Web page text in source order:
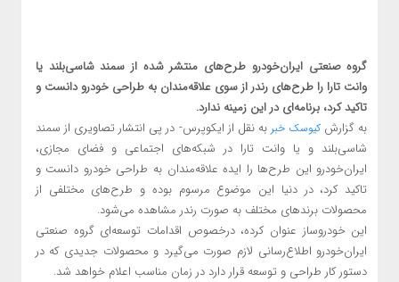
گروه صنعتی ایران‌خودرو طرح‌های منتشر شده از سمند شاسی‌بلند یا
وانت تارا را طرح‌های رندر از سوی علاقه‌مندان به طراحی خودرو دانست و
تاکید کرد، برنامه‌ای در این زمینه ندارد.
به گزارش کیوسک خبر به نقل از ایکوپرس- در پی انتشار تصاویری از سمند
شاسی‌بلند و یا وانت تارا در شبکه‌های اجتماعی و فضای مجازی،
ایران‌خودرو این طرح‌ها را ایده‌ علاقه‌مندان به طراحی خودرو دانست و
تاکید کرد، در دنیا این موضوع مرسوم بوده و طرح‌های مختلفی از
محصولات برندهای مختلف به صورت رندر مشاهده می‌شود.
این خودروساز عنوان کرده، درخصوص اقدامات توسعه‌ای گروه صنعتی
ایران‌خودرو اطلاع‌رسانی لازم صورت می‌گیرد و محصولات جدیدی که در
دستور کار طراحی و توسعه قرار دارد در زمان مناسب اعلام خواهد شد.